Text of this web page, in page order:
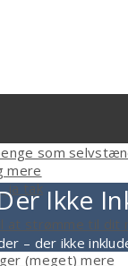
som
mere
ja tak
at strømme til dit
(meget) mere
Ikke
– der ikke